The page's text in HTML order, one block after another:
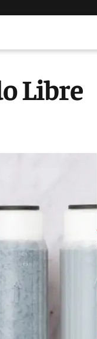
Libre